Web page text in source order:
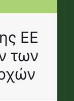
ΕΕ
των